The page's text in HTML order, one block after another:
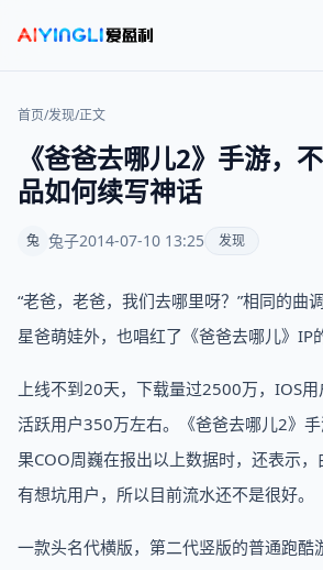
首页/发现/正文
《爸爸去哪儿2》手游，
品如何续写神话
兔 兔子2014-07-10 13:25 发现
“老爸，老爸，我们去哪里呀？”相同的曲
星爸萌娃外，也唱红了《爸爸去哪儿》IP
上线不到20天，下载量过2500万，IOS
活跃用户350万左右。《爸爸去哪儿2》
果COO周巍在报出以上数据时，还表示
有想坑用户，所以目前流水还不是很好。
一款头名代横版，第二代竖版的普通跑酷